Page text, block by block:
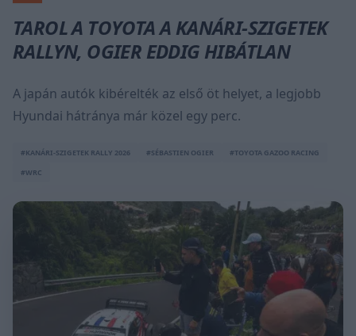
TAROL A TOYOTA A KANÁRI-SZIGETEK
RALLYN, OGIER EDDIG HIBÁTLAN
A japán autók kibérelték az első öt helyet, a legjobb
Hyundai hátránya már közel egy perc.
#KANÁRI-SZIGETEK RALLY 2026 #SÉBASTIEN OGIER
#TOYOTA GAZOO RACING
#WRC